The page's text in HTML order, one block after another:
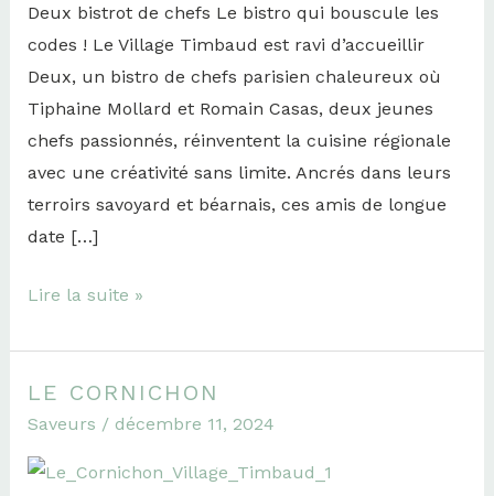
Deux bistrot de chefs Le bistro qui bouscule les
codes ! Le Village Timbaud est ravi d’accueillir
Deux, un bistro de chefs parisien chaleureux où
Tiphaine Mollard et Romain Casas, deux jeunes
chefs passionnés, réinventent la cuisine régionale
avec une créativité sans limite. Ancrés dans leurs
terroirs savoyard et béarnais, ces amis de longue
date […]
Lire la suite »
LE CORNICHON
Saveurs / décembre 11, 2024
Le
Cornichon